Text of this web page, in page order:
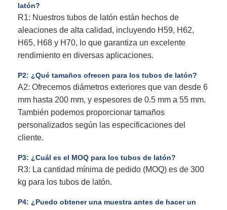
latón?
R1: Nuestros tubos de latón están hechos de
aleaciones de alta calidad, incluyendo H59, H62,
H65, H68 y H70, lo que garantiza un excelente
rendimiento en diversas aplicaciones.
P2: ¿Qué tamaños ofrecen para los tubos de latón?
A2: Ofrecemos diámetros exteriores que van desde 6
mm hasta 200 mm, y espesores de 0.5 mm a 55 mm.
También podemos proporcionar tamaños
personalizados según las especificaciones del
cliente.
P3: ¿Cuál es el MOQ para los tubos de latón?
R3: La cantidad mínima de pedido (MOQ) es de 300
kg para los tubos de latón.
P4: ¿Puedo obtener una muestra antes de hacer un